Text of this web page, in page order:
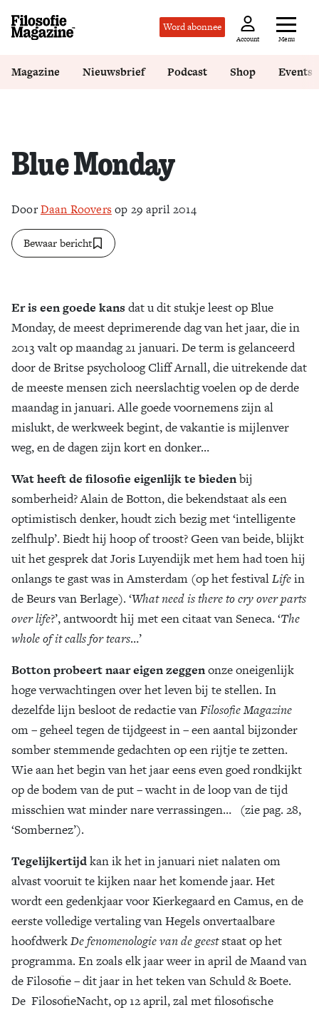
Word abonnee
Account Menu
Zoek
Magazine Nieuwsbrief Podcast Shop Events
Blue Monday
DoorDaan Roovers op 29 april 2014
Bewaar bericht
Er is een goede kans dat u dit stukje leest op Blue
Monday, de meest deprimerende dag van het jaar, die in
2013 valt op maandag 21 januari. De term is gelanceerd
door de Britse psycholoog Cliff Arnall, die uitrekende dat
de meeste mensen zich neerslachtig voelen op de derde
maandag in januari. Alle goede voornemens zijn al
mislukt, de werkweek begint, de vakantie is mijlenver
weg, en de dagen zijn kort en donker…
Wat heeft de filosofie eigenlijk te biedenbij
somberheid? Alain de Botton, die bekendstaat als een
optimistisch denker, houdt zich bezig met ‘intelligente
zelfhulp’. Biedt hij hoop of troost? Geen van beide, blijkt
uit het gesprek dat Joris Luyendijk met hem had toen hij
onlangs te gast was in Amsterdam (op het festivalLifein
de Beurs van Berlage). ‘What need is there to cry over parts
over life?’, antwoordt hij met een citaat van Seneca. ‘The
whole of it calls for tears…’
Botton probeert naar eigen zeggenonze oneigenlijk
hoge verwachtingen over het leven bij te stellen. In
dezelfde lijn besloot de redactie vanFilosofie Magazine
om – geheel tegen de tijdgeest in – een aantal bijzonder
somber stemmende gedachten op een rijtje te zetten.
Wie aan het begin van het jaar eens even goed rondkijkt
op de bodem van de put – wacht in de loop van de tijd
misschien wat minder nare verrassingen… (zie pag. 28,
‘Sombernez’).
Tegelijkertijdkan ik het in januari niet nalaten om
alvast vooruit te kijken naar het komende jaar. Het
wordt een gedenkjaar voor Kierkegaard en Camus, en de
eerste volledige vertaling van Hegels onvertaalbare
hoofdwerkDe fenomenologie van de geeststaat op het
programma. En zoals elk jaar weer in april de Maand van
de Filosofie – dit jaar in het teken van Schuld & Boete.
De FilosofieNacht, op 12 april, zal met filosofische